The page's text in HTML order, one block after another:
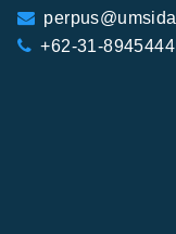
+62-31-8945444